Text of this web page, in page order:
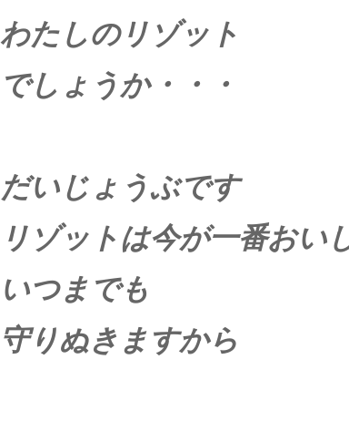
わたしのリゾット
でしょうか・・・
だいじょうぶです
リゾットは今が一番おい
いつまでも
守りぬきますから